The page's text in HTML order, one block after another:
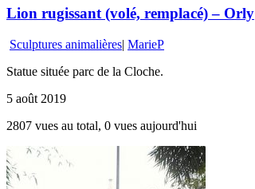
Lion rugissant (volé, remplacé) – Orly
Sculptures animalières| MarieP
Statue située parc de la Cloche.
5 août 2019
2807 vues au total, 0 vues aujourd'hui